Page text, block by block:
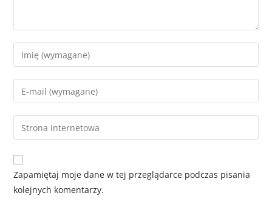
Zapamiętaj moje dane w tej przeglądarce podczas pisania
kolejnych komentarzy.